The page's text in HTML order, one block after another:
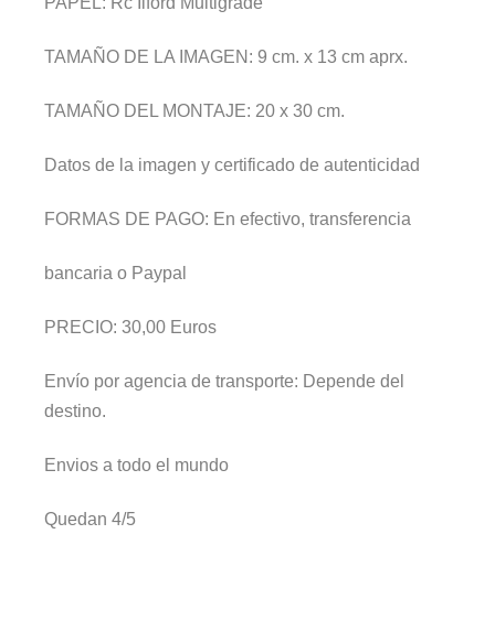
TAMAÑO DE LA IMAGEN: 9 cm. x 13 cm aprx.
TAMAÑO DEL MONTAJE: 20 x 30 cm.
Datos de la imagen y certificado de autenticidad
FORMAS DE PAGO: En efectivo, transferencia
bancaria o Paypal
PRECIO: 30,00 Euros
Envío por agencia de transporte: Depende del
destino.
Envios a todo el mundo
Quedan 4/5